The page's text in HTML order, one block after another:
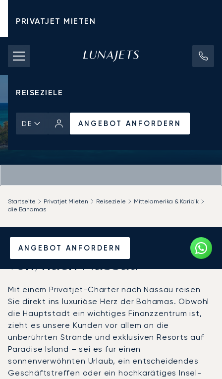
PRIVATJET MIETEN
CHARTERPREISE
PRIVATJETS
REISEZIELE
DE ANGEBOT ANFORDERN
ANGEBOT ANFORDERN
Startseite Privatjet Mieten Reiseziele
Mittelamerika & Karibik
die Bahamas
Mieten Sie einen Privatjet
von/nach Nassau
Mit einem Privatjet-Charter nach Nassau reisen
Sie direkt ins luxuriöse Herz der Bahamas. Obwohl
die Hauptstadt ein wichtiges Finanzzentrum ist,
zieht es unsere Kunden vor allem an die
unberührten Strände und exklusiven Resorts auf
Paradise Island – sei es für einen
sonnenverwöhnten Urlaub, ein entscheidendes
Geschäftstreffen oder ein hochkarätiges Insel-